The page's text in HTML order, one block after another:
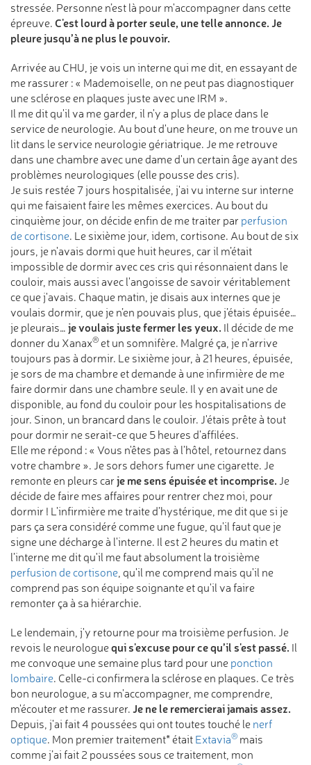
stressée. Personne n’est là pour m'accompagner dans cette
épreuve. C'est lourd à porter seule, une telle annonce. Je
pleure jusqu’à ne plus le pouvoir.
Arrivée au CHU, je vois un interne qui me dit, en essayant de
me rassurer : « Mademoiselle, on ne peut pas diagnostiquer
une sclérose en plaques juste avec une IRM ».
Il me dit qu'il va me garder, il n'y a plus de place dans le
service de neurologie. Au bout d'une heure, on me trouve un
lit dans le service neurologie gériatrique. Je me retrouve
dans une chambre avec une dame d'un certain âge ayant des
problèmes neurologiques (elle pousse des cris).
Je suis restée 7 jours hospitalisée, j'ai vu interne sur interne
qui me faisaient faire les mêmes exercices. Au bout du
cinquième jour, on décide enfin de me traiter par perfusion
de cortisone. Le sixième jour, idem, cortisone. Au bout de six
jours, je n'avais dormi que huit heures, car il m’était
impossible de dormir avec ces cris qui résonnaient dans le
couloir, mais aussi avec l'angoisse de savoir véritablement
ce que j'avais. Chaque matin, je disais aux internes que je
voulais dormir, que je n’en pouvais plus, que j’étais épuisée…
je pleurais… je voulais juste fermer les yeux. Il décide de me
donner du Xanax® et un somnifère. Malgré ça, je n'arrive
toujours pas à dormir. Le sixième jour, à 21 heures, épuisée,
je sors de ma chambre et demande à une infirmière de me
faire dormir dans une chambre seule. Il y en avait une de
disponible, au fond du couloir pour les hospitalisations de
jour. Sinon, un brancard dans le couloir. J'étais prête à tout
pour dormir ne serait-ce que 5 heures d'affilées.
Elle me répond : « Vous n'êtes pas à l’hôtel, retournez dans
votre chambre ». Je sors dehors fumer une cigarette. Je
remonte en pleurs car je me sens épuisée et incomprise. Je
décide de faire mes affaires pour rentrer chez moi, pour
dormir ! L'infirmière me traite d’hystérique, me dit que si je
pars ça sera considéré comme une fugue, qu'il faut que je
signe une décharge à l'interne. Il est 2 heures du matin et
l’interne me dit qu'il me faut absolument la troisième
perfusion de cortisone, qu'il me comprend mais qu'il ne
comprend pas son équipe soignante et qu'il va faire
remonter ça à sa hiérarchie.
Le lendemain, j'y retourne pour ma troisième perfusion. Je
revois le neurologuequi s'excuse pour ce qu’il s'est passé. Il
me convoque une semaine plus tard pour une ponction
lombaire. Celle-ci confirmera la sclérose en plaques. Ce très
bon neurologue, a su m'accompagner, me comprendre,
m'écouter et me rassurer. Je ne le remercierai jamais assez.
Depuis, j'ai fait 4 poussées qui ont toutes touché le nerf
optique. Mon premier traitement* était Extavia® mais
comme j’ai fait 2 poussées sous ce traitement, mon